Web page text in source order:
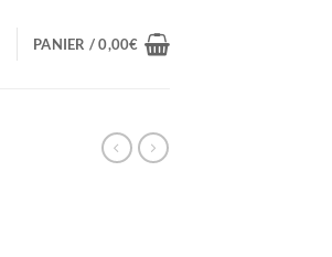
PANIER /0,00€